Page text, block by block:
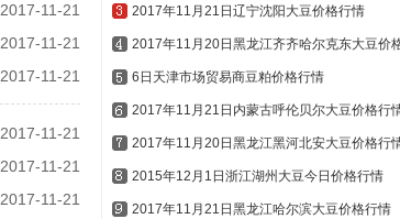
2017-11-21
2017-11-21
2017-11-21
2017-11-21
2017-11-21
2017-11-21
2017年11月21日辽宁沈阳大豆价格行情
2017年11月20日黑龙江齐齐哈尔克东大豆价
6日天津市场贸易商豆粕价格行情
2017年11月21日内蒙古呼伦贝尔大豆价格行
2017年11月20日黑龙江黑河北安大豆价格行
2015年12月1日浙江湖州大豆今日价格行情
2017年11月21日黑龙江哈尔滨大豆价格行情